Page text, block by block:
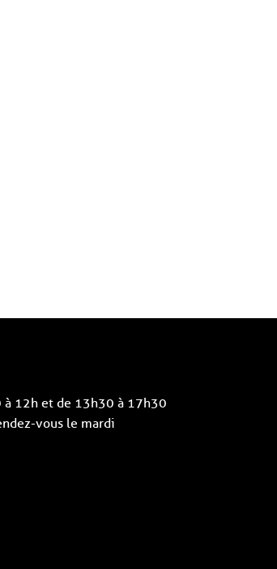
à 12h et de 13h30 à 17h30
vous le mardi